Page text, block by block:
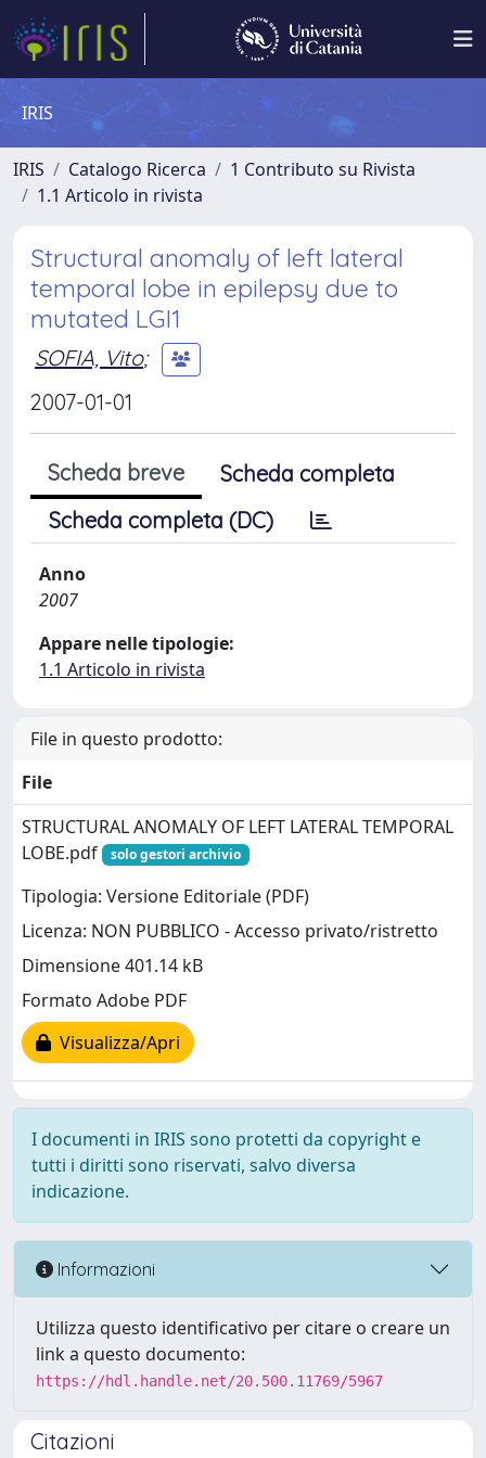
IRIS
IRIS Catalogo Ricerca
1 Contributo su Rivista
1.1 Articolo in rivista
Structural anomaly of left lateral
temporal lobe in epilepsy due to
mutated LGI1
SOFIA, Vito;
2007-01-01
Scheda breve
Scheda completa
Scheda completa (DC)
Anno
2007
Appare nelle tipologie:
1.1 Articolo in rivista
File in questo prodotto:
File
STRUCTURAL ANOMALY OF LEFT LATERAL TEMPORAL
LOBE.pdf
solo gestori archivio
Tipologia: Versione Editoriale (PDF)
Licenza: NON PUBBLICO - Accesso privato/ristretto
Dimensione 401.14 kB
Formato Adobe PDF
Visualizza/Apri
I documenti in IRIS sono protetti da copyright e
tutti i diritti sono riservati, salvo diversa
indicazione.
Informazioni
Utilizza questo identificativo per citare o creare un
link a questo documento:
https://hdl.handle.net/20.500.11769/5967
Citazioni